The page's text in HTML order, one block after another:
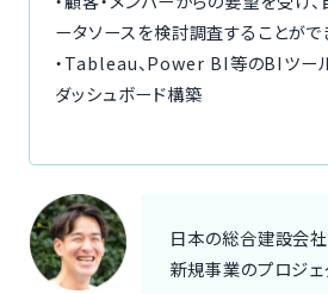
ータソースを検討調査することがで
・Tableau、Power BI等のBIツー
ダッシュボード構築
日本の総合建設会
新規事業のプロジェ